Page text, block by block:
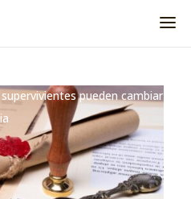
pueden cambiar